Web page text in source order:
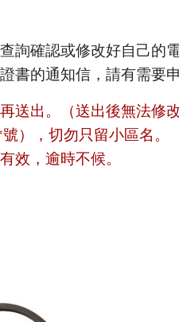
詢確認或修改好自己的
書的通知信，請有需要
出。（送出後無法修
，切勿只留小區名。
效，逾時不候。